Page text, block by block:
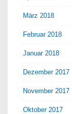
März 2018
Februar 2018
Januar 2018
Dezember 2017
November 2017
Oktober 2017